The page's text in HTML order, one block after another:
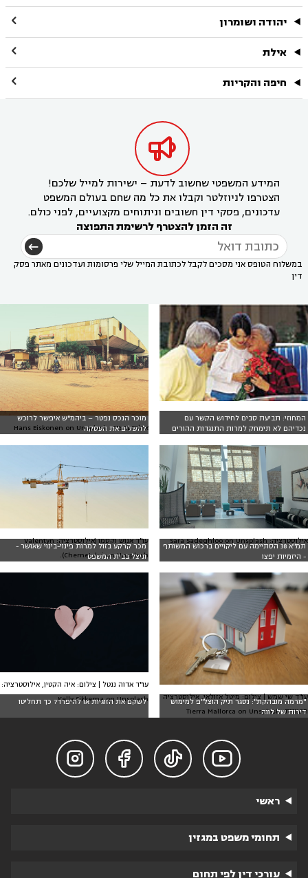
יהודה ושומרון 
אילת 
חיפה והקריות 

המידע המשפטי שחשוב לדעת – ישירות למייל שלכם!
הצטרפו לניוזלטר וקבלו את כל מה שחם בעולם המשפט
עדכונים, פסקי דין חשובים וניתוחים מקצועיים, לפני כולם.
זה הזמן להצטרף לרשימת התפוצה
במשלוח הטופס אני מסכים לקבל לכתובת המייל שלי פרסומות ועדכונים מאתר פסק
דין
המחוזי: תביעת סבים לחידוש הקשר עם
נכדיהם לא תימחק למרות התנגדות ההורים
מוכר הנכס נפטר – ביהמ"ש איפשר לרוכש
להשלים את העסקה
אילוסטרציה: Hans Eiskonen on Unsplash
תמ"א 38 הסתיימה עם ליקויים ברכוש המשותף
- היזמיות יפצו
אילוסטרציה: Sara Sadeghloo on Unsplash
מכר קרקע בזול למרות פינוי-בינוי שאושר -
וניצל בבית המשפט
עו"ד אנוש וקסמן (אילוסטרציה: Valentyn
Chernetskyi on Unsplash).
"מרמה מובהקת": נסגר תיק הוצל"פ למימוש
דירות של לווה
עו"ד שי שמש | צילום: מיטל אזולאי. אילוסטרציה
חיצונית: Tierra Mallorca on Unsplash
לשקם את הזוגיות או להיפרד? כך תחליטו
עו"ד אדוה ננטל | צילום: איה הקטין, אילוסטרציה:
Kelly Sikkema on Unsplash




ראשי
תחומי משפט במגזין
עורכי דין לפי תחום